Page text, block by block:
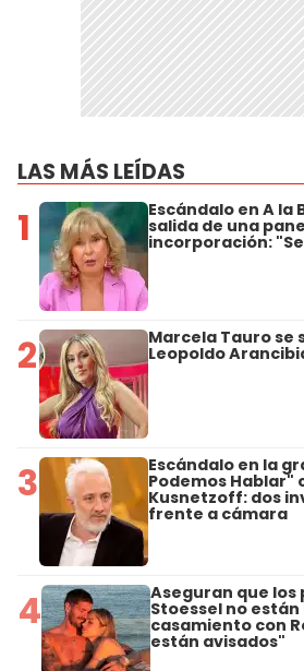
LAS MÁS LEÍDAS
1 Escándalo en A
salida de una
incorporación:
2 Marcela Tauro se
Leopoldo
3 Escándalo en la
Podemos Hablar"
Kusnetzoff: dos
frente a cámara
4 Aseguran que los
Stoessel no
casamiento con
están avisados"